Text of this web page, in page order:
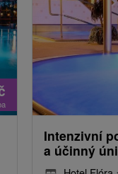
Intenzivní
a účinný